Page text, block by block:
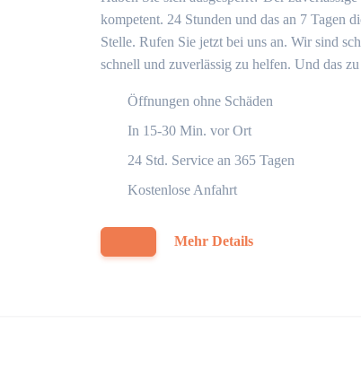
kompetent. 24 Stunden und das an 7 Tagen
Stelle. Rufen Sie jetzt bei uns an. Wir sind
schnell und zuverlässig zu helfen. Und das
Öffnungen ohne Schäden
In 15-30 Min. vor Ort
24 Std. Service an 365 Tagen
Kostenlose Anfahrt
Mehr Details